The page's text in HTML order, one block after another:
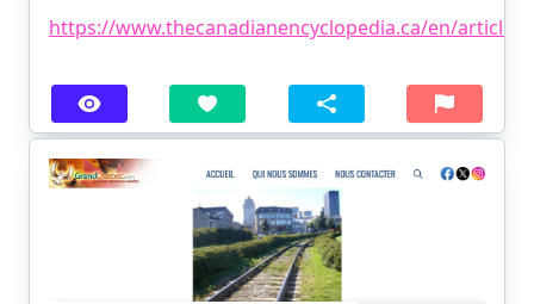
https://www.thecanadianencyclopedia.ca/en/article/